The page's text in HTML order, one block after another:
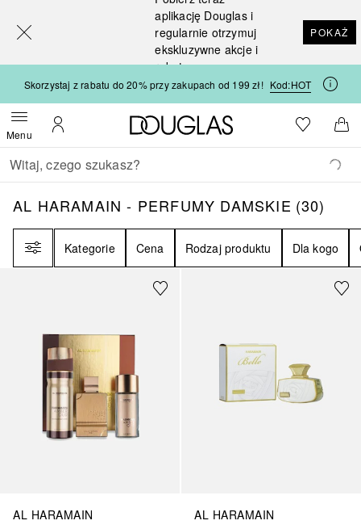
aplikację Douglas i
regularnie otrzymuj
ekskluzywne akcje i
rabaty
POKAŻ
Skorzystaj z rabatu do 20% przy zakupach od 199 zł! Kod:HOT
MenuOtwórz menuMoje konto
Strona główna Douglas
Do listyDo
Wracać
Wykonaj wyszukiwanie
AL HARAMAIN - PERFUMY DAMSKIE30
AL HARAMAIN - PERFUMY DAMSKIE (30)
Kategorie Cena Rodzaj produktu Dla kogo
AL HARAMAIN
AL HARAMAIN
[navigation.slideout.screenreader]